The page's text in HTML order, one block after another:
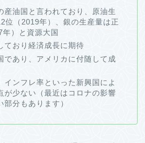
産油国と言われており、原油生
位（2019年）、銀の生産量は正
年）と資源大国
ており経済成長に期待
であり、アメリカに付随して成
インフレ率といった新興国によ
が少ない（最近はコロナの影響
部分もあります）